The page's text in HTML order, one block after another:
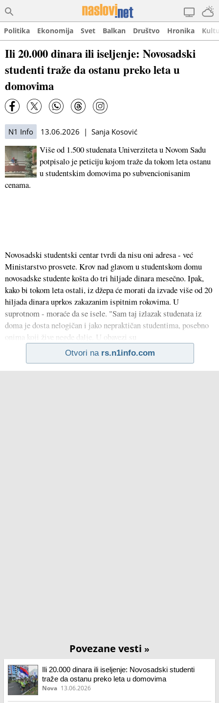
Politika Ekonomija Svet Balkan Društvo Hronika
Ili 20.000 dinara ili iseljenje: Novosadski
studenti traže da ostanu preko leta u
domovima
N1 Info 13.06.2026 | Sanja Kosović
Više od 1.500 studenata Univerziteta u Novom Sadu
potpisalo je peticiju kojom traže da tokom leta ostanu
u studentskim domovima po subvencionisanim
cenama.
Novosadski studentski centar tvrdi da nisu oni adresa - već
Ministarstvo prosvete. Krov nad glavom u studentskom domu
novosadske studente košta do tri hiljade dinara mesečno. Ipak,
kako bi tokom leta ostali, iz džepa će morati da izvade više od 20
hiljada dinara uprkos zakazanim ispitnim rokovima. U
suprotnom - moraće da se isele. "Sam taj izlazak studenata iz
doma je dosta nelogičan i jako nepraktičan studentima, posebno
onima koji žive negde dalje. U obavezi su
Otvori na rs.n1info.com
Povezane vesti »
Ili 20.000 dinara ili iseljenje: Novosadski studenti
traže da ostanu preko leta u domovima
Nova 13.06.2026